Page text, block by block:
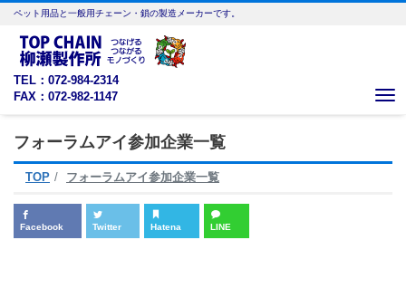
ペット用品と一般用チェーン・鎖の製造メーカーです。
TEL：072-984-2314
FAX：072-982-1147
フォーラムアイ参加企業一覧
TOP フォーラムアイ参加企業一覧
Facebook Twitter Hatena LINE